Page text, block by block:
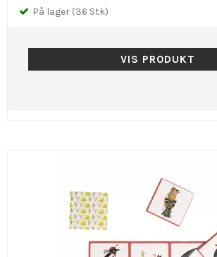
På lager (36 Stk)
VIS PRODUKT